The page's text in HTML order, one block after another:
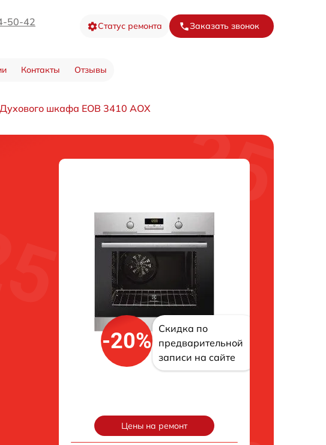
50-42 Статус ремонта Заказать звонок
Контакты Отзывы
шкафа EOB 3410 AOX
-20%
Скидка по
предварительной
записи на сайте
Цены на ремонт